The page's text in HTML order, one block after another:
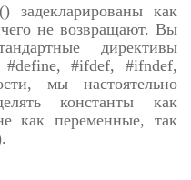
как
не возвращают. Вы
директивы
#define, #ifdef, #ifndef,
мы настоятельно
константы как
как переменные, так